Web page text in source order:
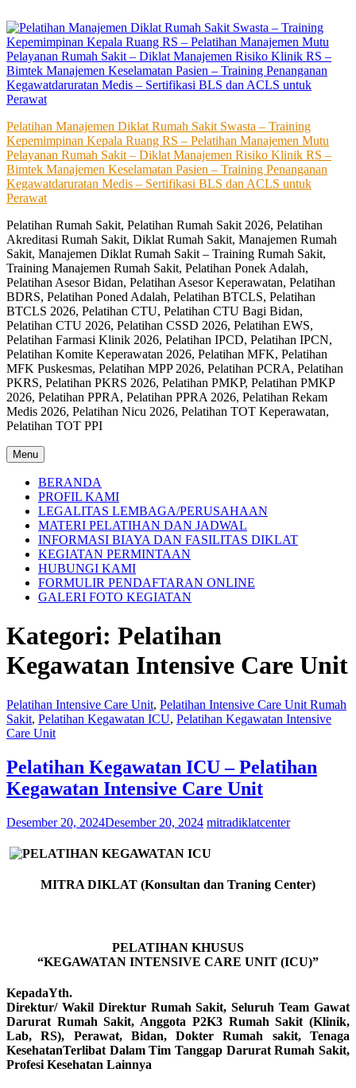
to
content
Pelatihan Manajemen Diklat Rumah Sakit Swasta – Training
Kepemimpinan Kepala Ruang RS – Pelatihan Manajemen Mutu
Pelayanan Rumah Sakit – Diklat Manajemen Risiko Klinik RS –
Bimtek Manajemen Keselamatan Pasien – Training Penanganan
Kegawatdaruratan Medis – Sertifikasi BLS dan ACLS untuk
Perawat
Pelatihan Rumah Sakit, Pelatihan Rumah Sakit 2026, Pelatihan
Akreditasi Rumah Sakit, Diklat Rumah Sakit, Manajemen Rumah
Sakit, Manajemen Diklat Rumah Sakit – Training Rumah Sakit,
Training Manajemen Rumah Sakit, Pelatihan Ponek Adalah,
Pelatihan Asesor Bidan, Pelatihan Asesor Keperawatan, Pelatihan
BDRS, Pelatihan Poned Adalah, Pelatihan BTCLS, Pelatihan
BTCLS 2026, Pelatihan CTU, Pelatihan CTU Bagi Bidan,
Pelatihan CTU 2026, Pelatihan CSSD 2026, Pelatihan EWS,
Pelatihan Farmasi Klinik 2026, Pelatihan IPCD, Pelatihan IPCN,
Pelatihan Komite Keperawatan 2026, Pelatihan MFK, Pelatihan
MFK Puskesmas, Pelatihan MPP 2026, Pelatihan PCRA, Pelatihan
PKRS, Pelatihan PKRS 2026, Pelatihan PMKP, Pelatihan PMKP
2026, Pelatihan PPRA, Pelatihan PPRA 2026, Pelatihan Rekam
Medis 2026, Pelatihan Nicu 2026, Pelatihan TOT Keperawatan,
Pelatihan TOT PPI
Menu
BERANDA
PROFIL KAMI
LEGALITAS LEMBAGA/PERUSAHAAN
MATERI PELATIHAN DAN JADWAL
INFORMASI BIAYA DAN FASILITAS DIKLAT
KEGIATAN PERMINTAAN
HUBUNGI KAMI
FORMULIR PENDAFTARAN ONLINE
GALERI FOTO KEGIATAN
Kategori: Pelatihan
Kegawatan Intensive Care Unit
Pelatihan Intensive Care Unit, Pelatihan Intensive Care Unit Rumah
Sakit, Pelatihan Kegawatan ICU, Pelatihan Kegawatan Intensive
Care Unit
Pelatihan Kegawatan ICU – Pelatihan
Kegawatan Intensive Care Unit
Desember 20, 2024Desember 20, 2024 mitradiklatcenter
MITRA DIKLAT (Konsultan dan Traning Center)
PELATIHAN KHUSUS
“KEGAWATAN INTENSIVE CARE UNIT (ICU)”
KepadaYth.
Direktur/ Wakil Direktur Rumah Sakit, Seluruh Team Gawat
Darurat Rumah Sakit, Anggota P2K3 Rumah Sakit (Klinik,
Lab, RS), Perawat, Bidan, Dokter Rumah sakit, Tenaga
KesehatanTerlibat Dalam Tim Tanggap Darurat Rumah Sakit,
Profesi Kesehatan Lainnya